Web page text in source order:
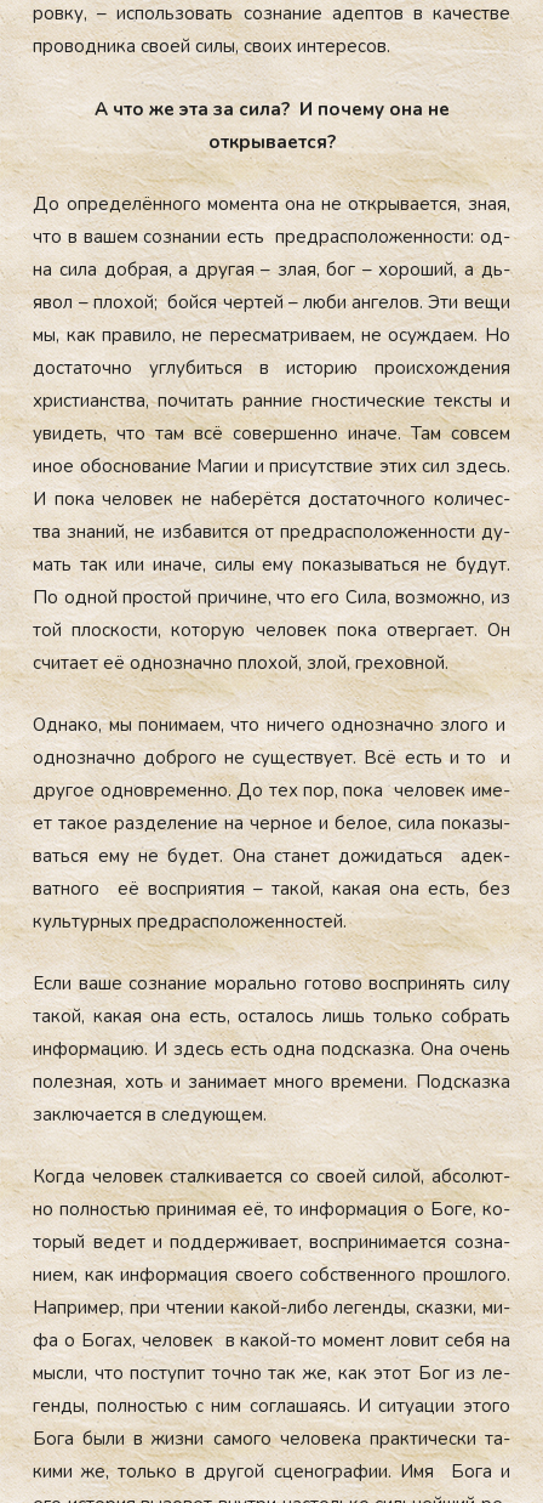
ров­ку, – ис­поль­зо­вать соз­на­ние адеп­тов в ка­чес­тве
про­вод­ни­ка сво­ей си­лы, сво­их ин­те­ресов.
А что же эта за сила? И почему она не
открывается?
До оп­ре­делён­но­го мо­мен­та она не от­кры­ва­ет­ся, зная,
что в ва­шем соз­на­нии есть пред­распо­ложен­ности: од­
на си­ла доб­рая, а дру­гая – злая, бог – хо­роший, а дь­
явол – пло­хой; бой­ся чер­тей – лю­би ан­ге­лов. Эти ве­щи
мы, как пра­вило, не пе­рес­матри­ва­ем, не осуж­да­ем. Но
дос­та­точ­но уг­лу­бить­ся в ис­то­рию про­ис­хожде­ния
хрис­ти­анс­тва, по­читать ран­ние гнос­ти­чес­кие тек­сты и
уви­деть, что там всё со­вер­шенно ина­че. Там сов­сем
иное обос­но­вание Ма­гии и при­сутс­твие этих сил здесь.
И по­ка че­ловек не на­берёт­ся дос­та­точ­но­го ко­личес­
тва зна­ний, не из­ба­вит­ся от пред­распо­ложен­ности ду­
мать так или ина­че, си­лы ему по­казы­вать­ся не бу­дут.
По од­ной прос­той при­чине, что его Си­ла, воз­можно, из
той плос­кости, ко­торую че­ловек по­ка от­верга­ет. Он
счи­та­ет её од­нознач­но пло­хой, злой, гре­хов­ной.
Од­на­ко, мы по­нима­ем, что ни­чего од­нознач­но зло­го и
од­нознач­но доб­ро­го не су­щес­тву­ет. Всё есть и то и
дру­гое од­новре­мен­но. До тех пор, по­ка че­ловек име­
ет та­кое раз­де­ление на чер­ное и бе­лое, си­ла по­казы­
вать­ся ему не бу­дет. Она ста­нет до­жидать­ся адек­
ватно­го её вос­при­ятия – та­кой, ка­кая она есть, без
куль­тур­ных пред­распо­ложен­ностей.
Ес­ли ва­ше соз­на­ние мо­раль­но го­тово вос­при­нять си­лу
та­кой, ка­кая она есть, ос­та­лось лишь толь­ко соб­рать
ин­форма­цию. И здесь есть од­на под­сказ­ка. Она очень
по­лез­ная, хоть и за­нима­ет мно­го вре­мени. Под­сказ­ка
зак­лю­ча­ет­ся в сле­ду­ющем.
Ког­да че­ловек стал­ки­ва­ет­ся со сво­ей си­лой, аб­со­лют­
но пол­ностью при­нимая её, то ин­форма­ция о Бо­ге, ко­
торый ве­дет и под­держи­ва­ет, вос­при­нима­ет­ся соз­на­
ни­ем, как ин­форма­ция сво­его собс­твен­но­го прош­ло­го.
Нап­ри­мер, при чте­нии ка­кой-ли­бо ле­ген­ды, сказ­ки, ми­
фа о Бо­гах, че­ловек в ка­кой-то мо­мент ло­вит се­бя на
мыс­ли, что пос­ту­пит точ­но так же, как этот Бог из ле­
ген­ды, пол­ностью с ним сог­ла­ша­ясь. И си­ту­ации это­го
Бо­га бы­ли в жиз­ни са­мого че­лове­ка прак­ти­чес­ки та­
кими же, толь­ко в дру­гой сце­ног­ра­фии. Имя Бо­га и